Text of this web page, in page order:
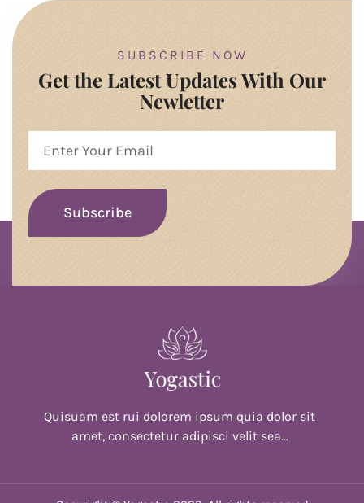
SUBSCRIBE NOW
Get the Latest Updates With Our
Newletter
Quisuam est rui dolorem ipsum quia dolor sit
amet, consectetur adipisci velit sea…